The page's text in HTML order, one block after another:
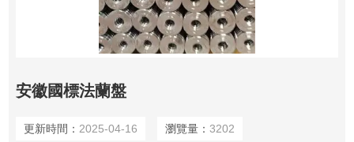
安徽國標法蘭盤
更新時間： 2025-04-16 瀏覽量： 3202